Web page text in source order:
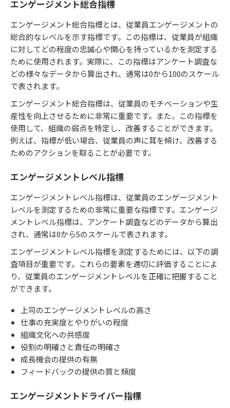
エンゲージメント総合指標
エンゲージメント総合指標とは、従業員エンゲージメントの
総合的なレベルを示す指標です。この指標は、従業員が組織
に対してどの程度の忠誠心や関心を持っているかを測定する
ために使用されます。実際に、この指標はアンケート調査な
どの様々なデータから算出され、通常は0から100のスケール
で表されます。
エンゲージメント総合指標は、従業員のモチベーションや生
産性を向上させるために非常に重要です。また、この指標を
使用して、組織の弱点を特定し、改善することができます。
例えば、指標が低い場合、従業員の声に耳を傾け、改善する
ためのアクションを取ることが必要です。
エンゲージメントレベル指標
エンゲージメントレベル指標は、従業員のエンゲージメント
レベルを測定するための非常に重要な指標です。エンゲージ
メントレベル指標は、アンケート調査などのデータから算出
され、通常は0から5のスケールで表されます。
エンゲージメントレベル指標を測定するためには、以下の調
査項目が重要です。これらの要素を適切に評価することによ
り、従業員のエンゲージメントレベルを正確に把握すること
ができます。
上司のエンゲージメントレベルの高さ
仕事の充実度とやりがいの程度
組織文化への共感度
役割の明確さと責任の明確さ
成長機会の提供の有無
フィードバックの提供の質と頻度
エンゲージメントドライバー指標